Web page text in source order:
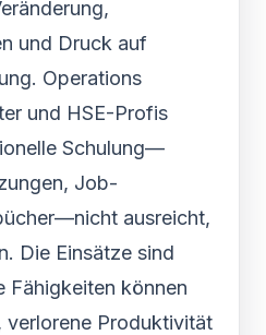
und Druck auf
Operations
und HSE-Profis
Schulung—
Job-
ausreicht,
Die Einsätze sind
Fähigkeiten können
verlorene Produktivität